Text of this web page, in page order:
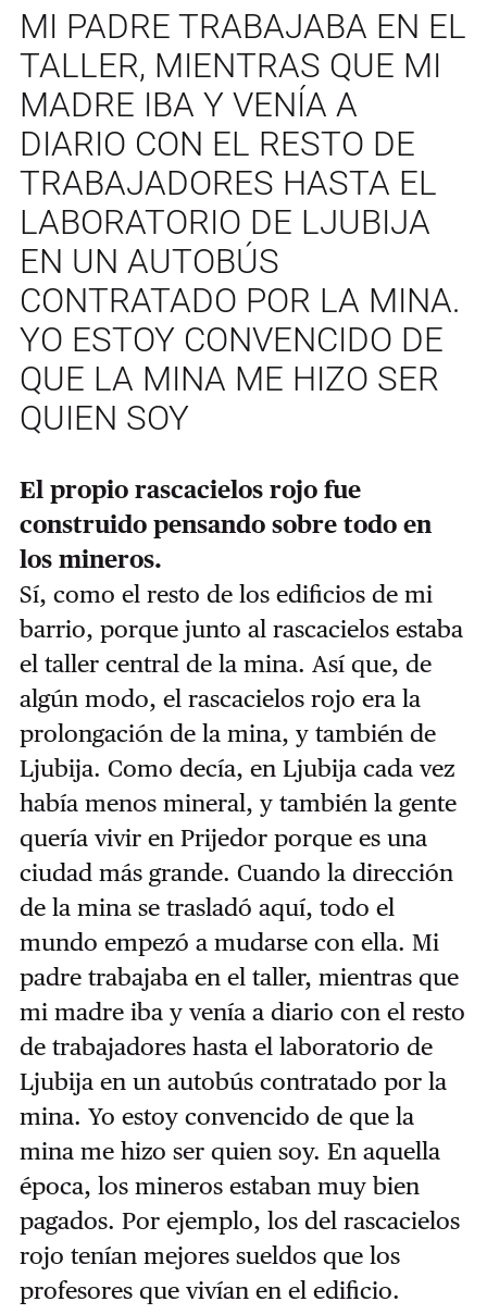
MI PADRE TRABAJABA EN EL
TALLER, MIENTRAS QUE MI
MADRE IBA Y VENÍA A
DIARIO CON EL RESTO DE
TRABAJADORES HASTA EL
LABORATORIO DE LJUBIJA
EN UN AUTOBÚS
CONTRATADO POR LA MINA.
YO ESTOY CONVENCIDO DE
QUE LA MINA ME HIZO SER
QUIEN SOY
El propio rascacielos rojo fue
construido pensando sobre todo en
los mineros.
Sí, como el resto de los edificios de mi
barrio, porque junto al rascacielos estaba
el taller central de la mina. Así que, de
algún modo, el rascacielos rojo era la
prolongación de la mina, y también de
Ljubija. Como decía, en Ljubija cada vez
había menos mineral, y también la gente
quería vivir en Prijedor porque es una
ciudad más grande. Cuando la dirección
de la mina se trasladó aquí, todo el
mundo empezó a mudarse con ella. Mi
padre trabajaba en el taller, mientras que
mi madre iba y venía a diario con el resto
de trabajadores hasta el laboratorio de
Ljubija en un autobús contratado por la
mina. Yo estoy convencido de que la
mina me hizo ser quien soy. En aquella
época, los mineros estaban muy bien
pagados. Por ejemplo, los del rascacielos
rojo tenían mejores sueldos que los
profesores que vivían en el edificio.